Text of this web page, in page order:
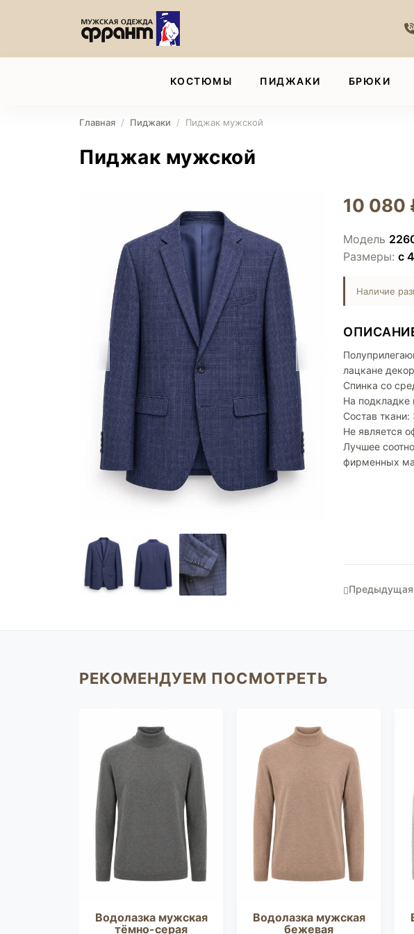
КОСТЮМЫ ПИДЖАКИ БРЮКИ
Главная Пиджаки Пиджак мужской
Пиджак мужской
10 080
Модель
Размеры: с
Наличие
лацкане
Спинка со
На подкладке
Состав ткани:
Не является
Лучшее
фирменных
РЕКОМЕНДУЕМ ПОСМОТРЕТЬ
Водолазка мужская
тёмно-серая
Водолазка мужская
бежевая